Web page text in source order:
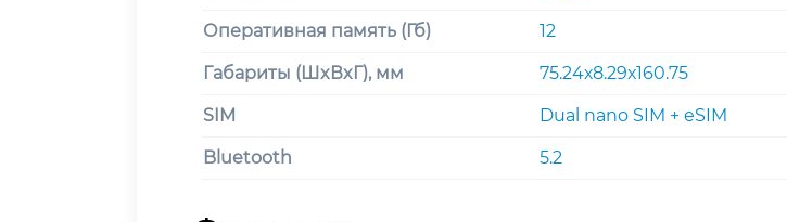
Оперативная память (Гб) 12
Габариты (ШxВxГ), мм 75.24х8.29х160.75
SIM Dual nano SIM + eSIM
Bluetooth 5.2